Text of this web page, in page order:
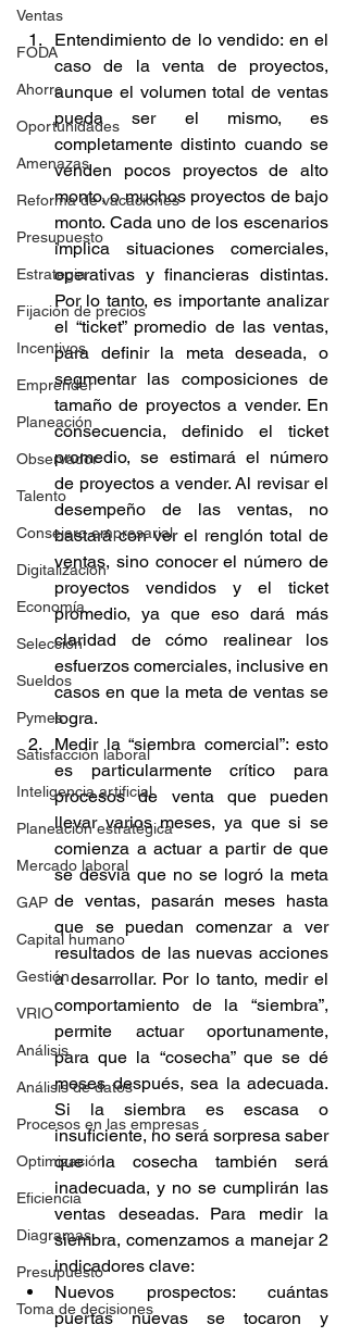
Ventas
FODA
Ahorro
Oportunidades
Amenazas
Reforma de vacaciones
Presupuesto
Estrategia
Fijación de precios
Incentivos
Emprender
Planeación
Observador
Talento
Consejero empresarial
Digitalización
Economía
Selección
Sueldos
Pymes
Satisfacción laboral
Inteligencia artificial
Planeación estratégica
Mercado laboral
GAP
Capital humano
Gestión
VRIO
Análisis
Análisis de datos
Procesos en las empresas
Optimización
Eficiencia
Diagramas
Presupuesto
Toma de decisiones
Entendimiento de lo vendido: en el
caso de la venta de proyectos,
aunque el volumen total de ventas
pueda ser el mismo, es
completamente distinto cuando se
venden pocos proyectos de alto
monto, o muchos proyectos de bajo
monto. Cada uno de los escenarios
implica situaciones comerciales,
operativas y financieras distintas.
Por lo tanto, es importante analizar
el “ticket” promedio de las ventas,
para definir la meta deseada, o
segmentar las composiciones de
tamaño de proyectos a vender. En
consecuencia, definido el ticket
promedio, se estimará el número
de proyectos a vender. Al revisar el
desempeño de las ventas, no
bastará con ver el renglón total de
ventas, sino conocer el número de
proyectos vendidos y el ticket
promedio, ya que eso dará más
claridad de cómo realinear los
esfuerzos comerciales, inclusive en
casos en que la meta de ventas se
logra.
Medir la “siembra comercial”: esto
es particularmente crítico para
procesos de venta que pueden
llevar varios meses, ya que si se
comienza a actuar a partir de que
se desvía que no se logró la meta
de ventas, pasarán meses hasta
que se puedan comenzar a ver
resultados de las nuevas acciones
a desarrollar. Por lo tanto, medir el
comportamiento de la “siembra”,
permite actuar oportunamente,
para que la “cosecha” que se dé
meses después, sea la adecuada.
Si la siembra es escasa o
insuficiente, no será sorpresa saber
que la cosecha también será
inadecuada, y no se cumplirán las
ventas deseadas. Para medir la
siembra, comenzamos a manejar 2
indicadores clave:
Nuevos prospectos: cuántas
puertas nuevas se tocaron y